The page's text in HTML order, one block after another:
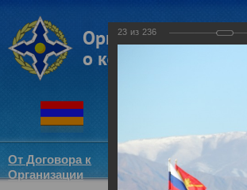
От Договора к
Организации
Структура
ОДКБ
23 из 236